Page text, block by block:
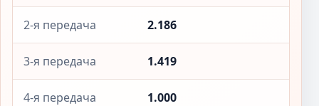
2-я передача 2.186
3-я передача 1.419
4-я передача 1.000